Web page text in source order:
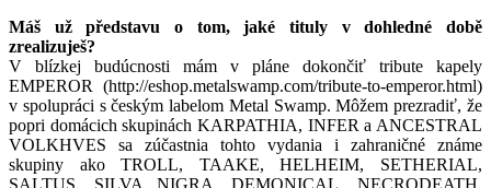
Máš už představu o tom, jaké tituly v dohledné době
zrealizuješ?
V blízkej budúcnosti mám v pláne dokončiť tribute kapely
EMPEROR (http://eshop.metalswamp.com/tribute-to-emperor.html)
v spolupráci s českým labelom Metal Swamp. Môžem prezradiť, že
popri domácich skupinách KARPATHIA, INFER a ANCESTRAL
VOLKHVES sa zúčastnia tohto vydania i zahraničné známe
skupiny ako TROLL, TAAKE, HELHEIM, SETHERIAL,
SALTUS, SILVA NIGRA, DEMONICAL, NECRODEATH,